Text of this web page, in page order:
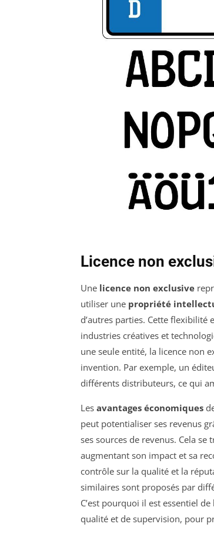
Licence non
Une licence non exclusive
utiliser une propriété
d’autres parties. Cette
industries créatives et
une seule entité, la licence non
invention. Par exemple, un
différents distributeurs, ce qui
Les avantages économiques
peut potentialiser ses revenus
ses sources de revenus. Cela
augmentant son impact et sa
contrôle sur la qualité et la
similaires sont proposés par
C’est pourquoi il est essentiel
qualité et de supervision, pour